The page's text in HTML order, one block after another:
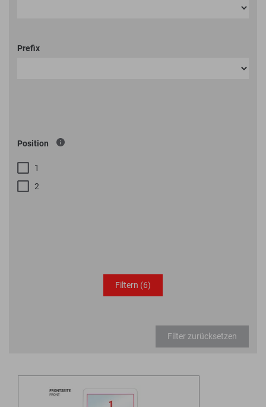
Prefix
Position
1
2
Filtern (6)
Filter zurücksetzen